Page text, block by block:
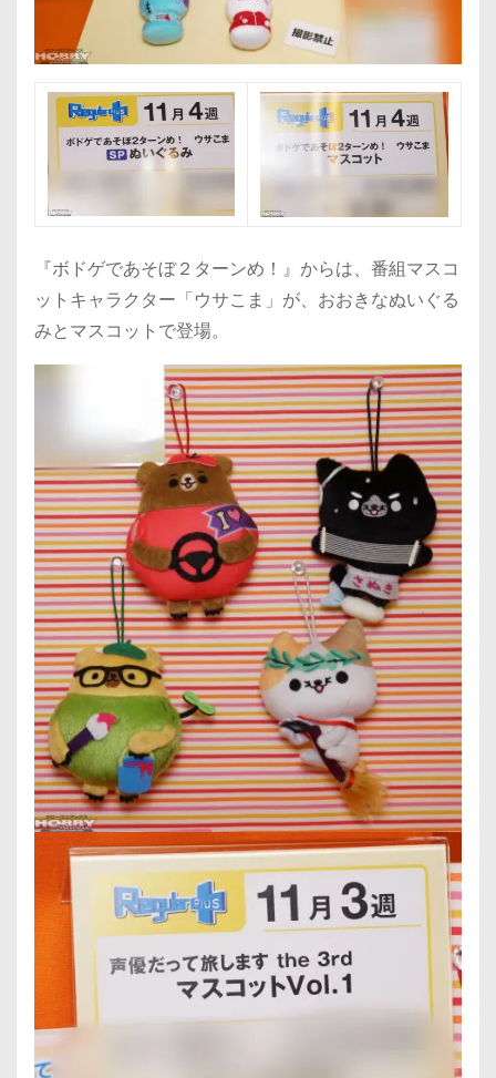
『ボドゲであそぼ２ターンめ！』からは、番組マスコ
ットキャラクター「ウサこま」が、おおきなぬいぐる
みとマスコットで登場。